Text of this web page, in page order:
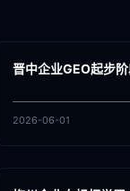
GEO
晋中企业GEO起步
2026-06-01
GEO